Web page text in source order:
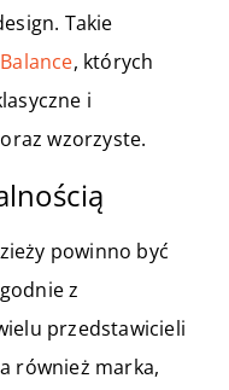
Takie
, których
i
wzorzyste.
powinno być
z
przedstawicieli
również marka,